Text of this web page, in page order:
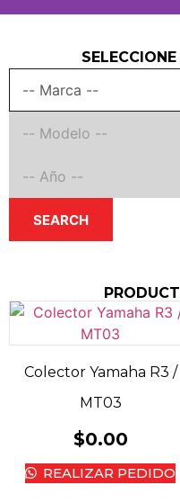
SEARCH
Colector Yamaha R3 /
MT03
$0.00
REALIZAR PEDIDO